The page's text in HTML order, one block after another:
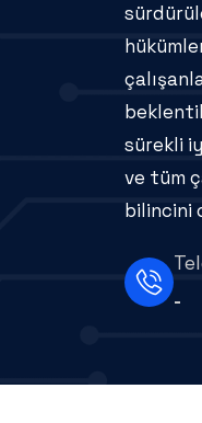
sürekli
ve tüm
bilincini
-